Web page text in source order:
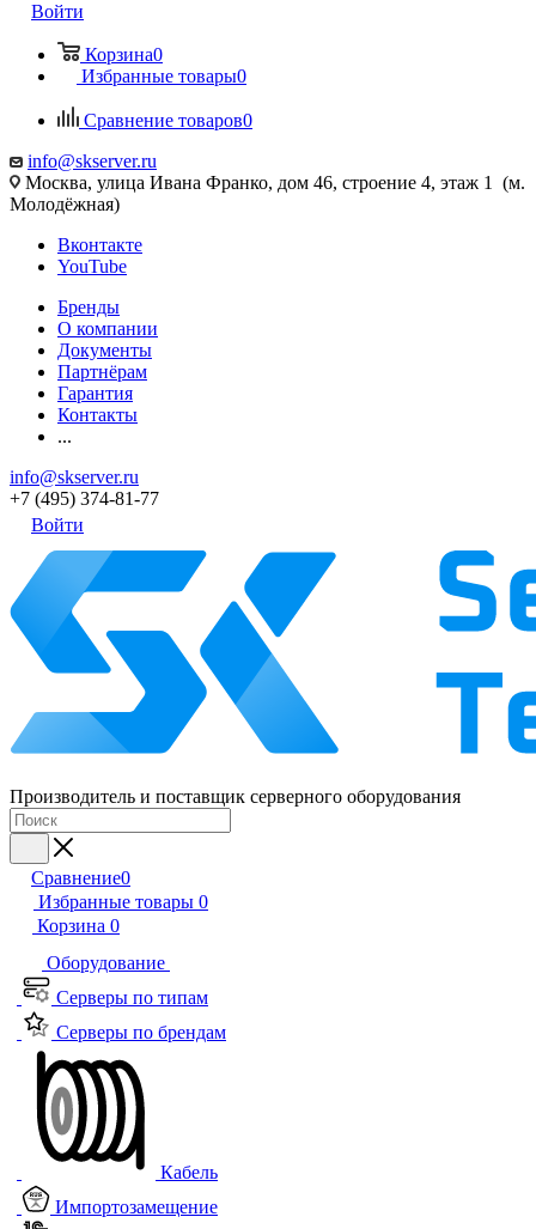
Войти
Корзина0
Избранные товары0
Сравнение товаров0
info@skserver.ru
Москва, улица Ивана Франко, дом 46, строение 4, этаж 1 (м.
Молодёжная)
Вконтакте
YouTube
Бренды
О компании
Документы
Партнёрам
Гарантия
Контакты
...
info@skserver.ru
+7 (495) 374-81-77
Войти
Производитель и поставщик серверного оборудования
Сравнение0
Избранные товары 0
Корзина 0
Оборудование
Серверы по типам
Серверы по брендам
Кабель
Импортозамещение